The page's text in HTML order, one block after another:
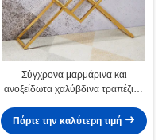
Σύγχρονα μαρμάρινα και
ανοξείδωτα χαλύβδινα τραπέζια -
Πάρτε την καλύτερη τιμή